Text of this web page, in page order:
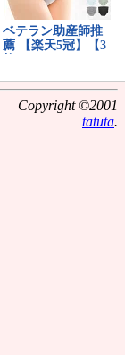
Copyright ©2001
tatuta.